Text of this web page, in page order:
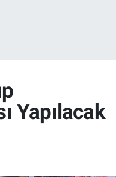
Yapılacak